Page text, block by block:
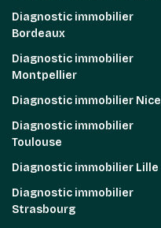
Diagnostic immobilier
Bordeaux
Diagnostic immobilier
Montpellier
Diagnostic immobilier Nice
Diagnostic immobilier
Toulouse
Diagnostic immobilier Lille
Diagnostic immobilier
Strasbourg